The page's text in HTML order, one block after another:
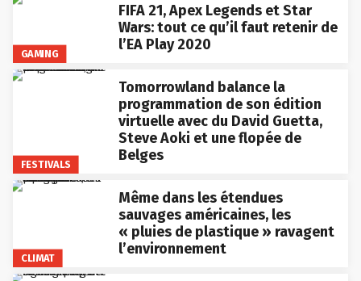
GAMING
FIFA 21, Apex Legends et Star
Wars: tout ce qu’il faut retenir de
l’EA Play 2020
FESTIVALS
Tomorrowland balance la
programmation de son édition
virtuelle avec du David Guetta,
Steve Aoki et une flopée de
Belges
CLIMAT
Même dans les étendues
sauvages américaines, les
« pluies de plastique » ravagent
l’environnement